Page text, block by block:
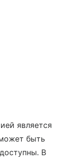
является
быть
В